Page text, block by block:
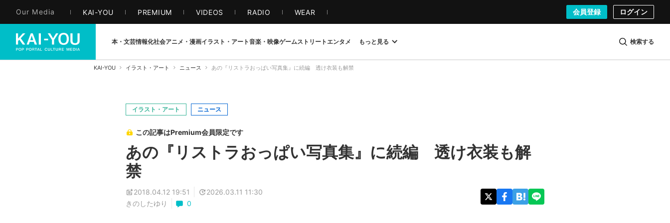
Our Media KAI-YOU PREMIUM VIDEOS RADIO WEAR 会員登録 ログイン
本・文芸情報化社会アニメ・漫画イラスト・アート音楽・映像ゲームストリート エンタメ もっと見る 検索する
KAI-YOU イラスト・アート ニュース あの『リストラおっぱい写真集』に続編 透け衣装も解禁
イラスト・アート ニュース
この記事はPremium会員限定です
あの『リストラおっぱい写真集』に続編 透け衣装も解
禁
2018.04.12 19:51
2026.03.11 11:30
きのしたゆり
0